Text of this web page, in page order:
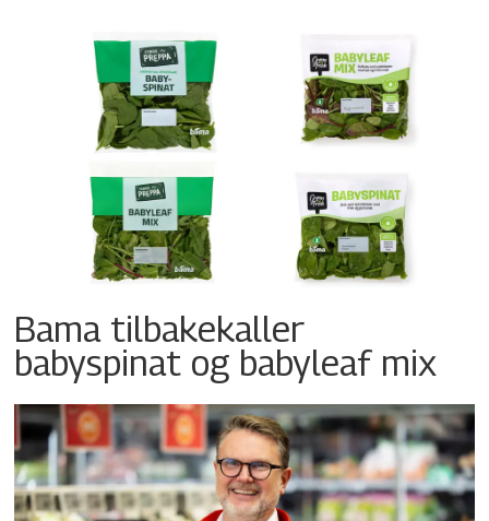
Bama tilbakekaller
babyspinat og babyleaf mix